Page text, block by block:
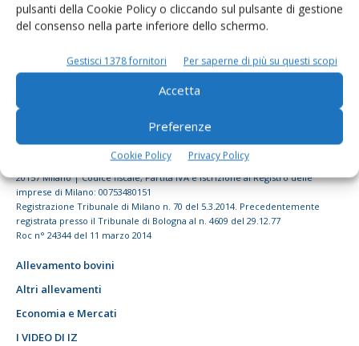
pulsanti della Cookie Policy o cliccando sul pulsante di gestione
del consenso nella parte inferiore dello schermo.
Gestisci 1378 fornitori Per saperne di più su questi scopi
Accetta
Preferenze
Cookie Policy Privacy Policy
© Tecniche Nuove Spa. Tutti i diritti riservati. Sede legale Via Eritrea 21 -
20157 Milano | Codice fiscale, Partita IVA e Iscrizione al Registro delle
imprese di Milano: 00753480151
Registrazione Tribunale di Milano n. 70 del 5.3.2014. Precedentemente
registrata presso il Tribunale di Bologna al n. 4609 del 29.12.77
Roc n° 24344 del 11 marzo 2014
Allevamento bovini
Altri allevamenti
Economia e Mercati
I VIDEO DI IZ